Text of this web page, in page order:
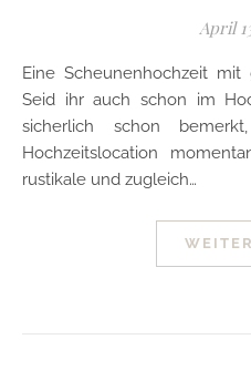
April
Eine Scheunenhochzeit mit ganz viel Liebe zum Detail!
Seid ihr auch schon im
sicherlich schon
Hochzeitslocation
rustikale und zugleich…